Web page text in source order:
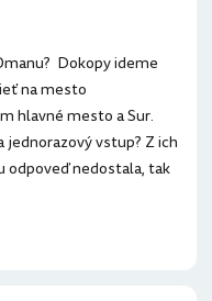
Dokopy ideme
na mesto
hlavné mesto a Sur.
vstup? Z ich
odpoveď nedostala, tak